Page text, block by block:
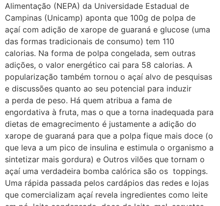
Alimentação (NEPA) da Universidade Estadual de
Campinas (Unicamp) aponta que 100g de polpa de
açaí com adição de xarope de guaraná e glucose (uma
das formas tradicionais de consumo) tem 110
calorias. Na forma de polpa congelada, sem outras
adições, o valor energético cai para 58 calorias. A
popularização também tornou o açaí alvo de pesquisas
e discussões quanto ao seu potencial para induzir
a perda de peso. Há quem atribua a fama de
engordativa à fruta, mas o que a torna inadequada para
dietas de emagrecimento é justamente a adição do
xarope de guaraná para que a polpa fique mais doce (o
que leva a um pico de insulina e estimula o organismo a
sintetizar mais gordura) e Outros vilões que tornam o
açaí uma verdadeira bomba calórica são os toppings.
Uma rápida passada pelos cardápios das redes e lojas
que comercializam açaí revela ingredientes como leite